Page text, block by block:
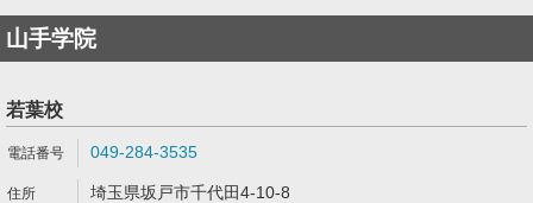
山手学院
若葉校
049-284-3535
埼玉県坂戸市千代田4-10-8